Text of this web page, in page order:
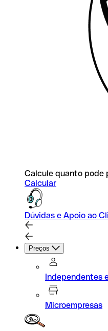
Calcule quanto pode
Calcular
Dúvidas e Apoio ao
Preços
Independentes
Microempresas